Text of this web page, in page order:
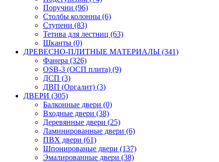
Поручни (96)
Столбы колонны (6)
Ступени (83)
Тетива для лестниц (63)
Шканты (0)
ДРЕВЕСНО-ПЛИТНЫЕ МАТЕРИАЛЫ (341)
Фанера (326)
OSB-3 (ОСП плита) (9)
ДСП (3)
ДВП (Оргалит) (3)
ДВЕРИ (305)
Балконные двери (0)
Входные двери (38)
Деревянные двери (25)
Ламинированные двери (6)
ПВХ двери (61)
Шпонированые двери (137)
Эмалированные двери (38)